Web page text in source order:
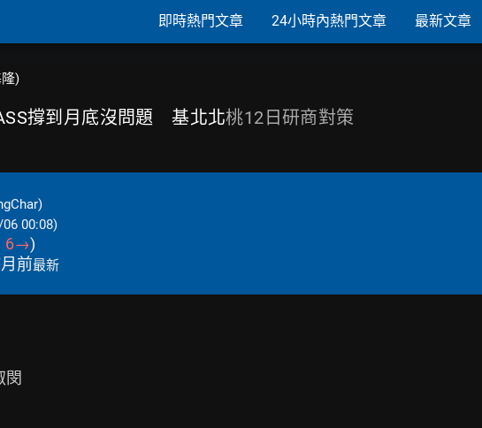
即時熱門文章 24小時內熱門文章 最新文章
)
撐到月底沒問題 基北北桃12日研商對策
00:08)
6→)
前最新
閔